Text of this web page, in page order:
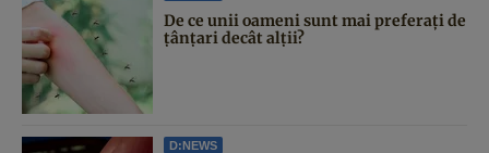
De ce unii oameni sunt mai preferați de
țânțari decât alții?
D:NEWS